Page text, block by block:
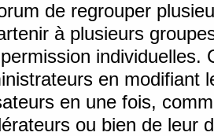
de regrouper
à plusieurs
individuelles.
en modifiant
en une fois,
ou bien de leur